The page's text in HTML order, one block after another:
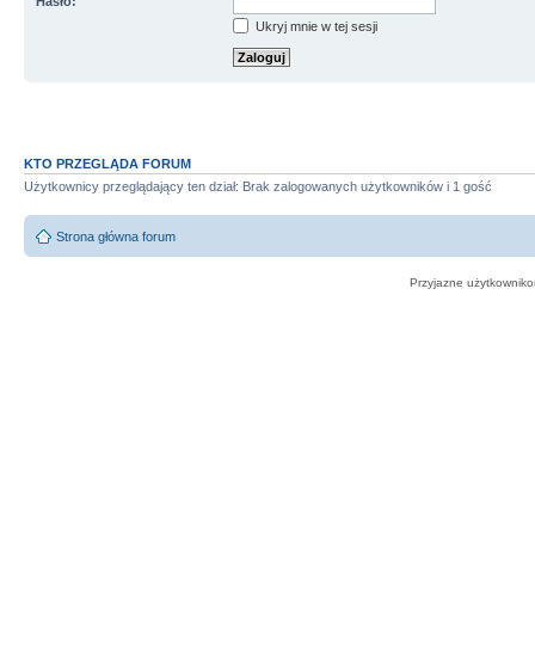
Ukryj mnie w tej sesji
KTO PRZEGLĄDA FORUM
Użytkownicy przeglądający ten dział: Brak zalogowanych użytkowników i 1 gość
Strona główna forum
Przyjazne